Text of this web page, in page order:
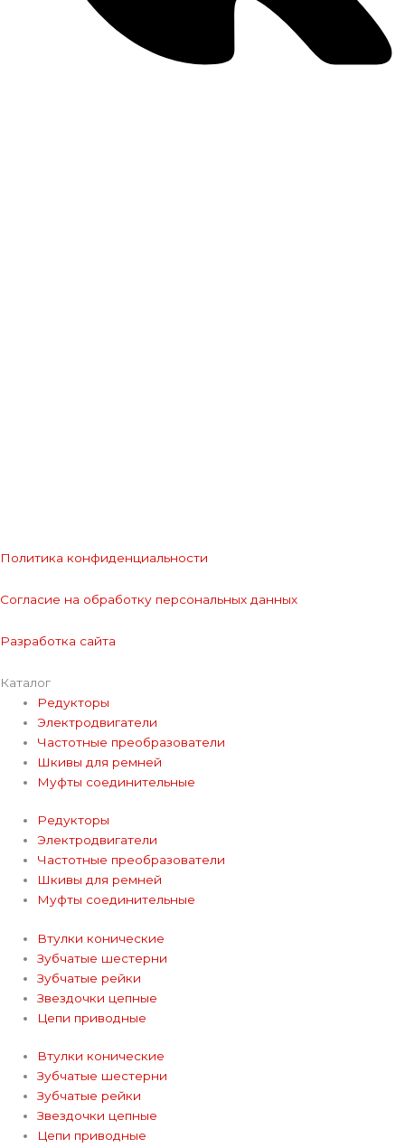
Политика конфиденциальности
Согласие на обработку персональных данных
Разработка сайта
Каталог
Редукторы
Электродвигатели
Частотные преобразователи
Шкивы для ремней
Муфты соединительные
Редукторы
Электродвигатели
Частотные преобразователи
Шкивы для ремней
Муфты соединительные
Втулки конические
Зубчатые шестерни
Зубчатые рейки
Звездочки цепные
Цепи приводные
Втулки конические
Зубчатые шестерни
Зубчатые рейки
Звездочки цепные
Цепи приводные